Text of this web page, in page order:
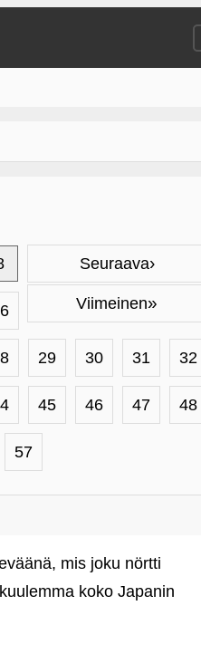
Seuraava›
Viimeinen»
29 30 31 32
45 46 47 48
57
mis joku nörtti
koko Japanin